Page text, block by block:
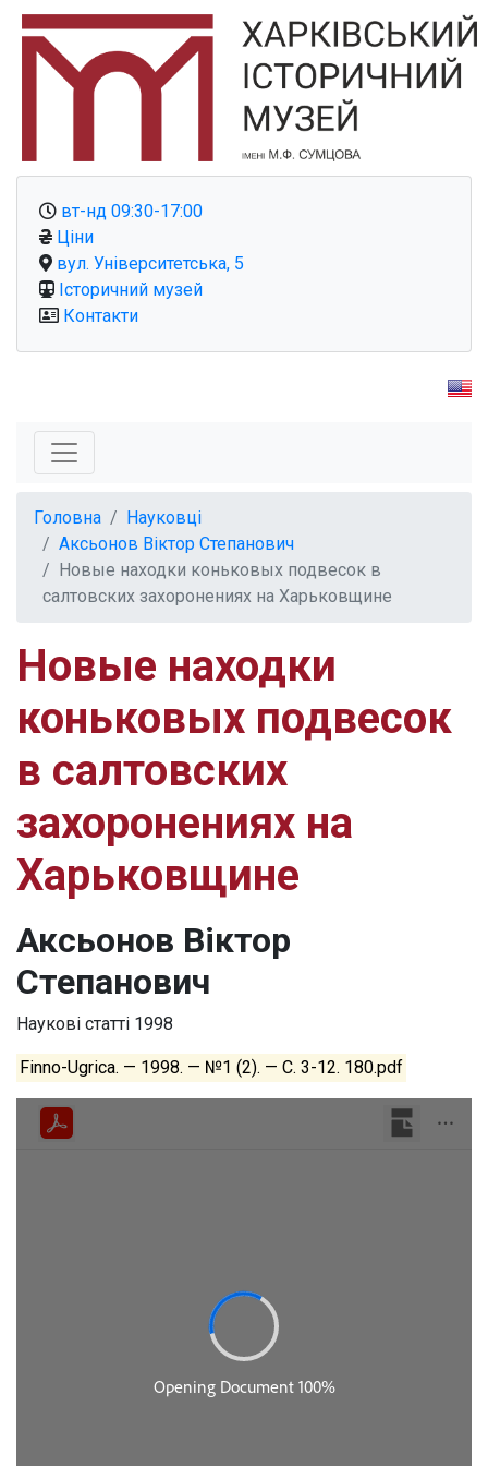
вт-нд 09:30-17:00
Ціни
вул. Університетська, 5
Історичний музей
Контакти
Головна
Науковці
Аксьонов Віктор Степанович
Новые находки коньковых подвесок в
салтовских захоронениях на Харьковщине
Новые находки
коньковых подвесок
в салтовских
захоронениях на
Харьковщине
Аксьонов Віктор
Степанович
Наукові статті 1998
Finno-Ugrica. — 1998. — №1 (2). — С. 3-12. 180.pdf